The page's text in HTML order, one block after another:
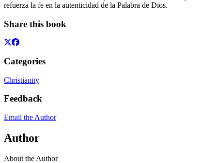
refuerza la fe en la autenticidad de la Palabra de Dios.
Share this book
Categories
Christianity
Feedback
Email the Author
Author
About the Author